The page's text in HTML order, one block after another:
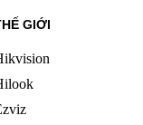
GIỚI